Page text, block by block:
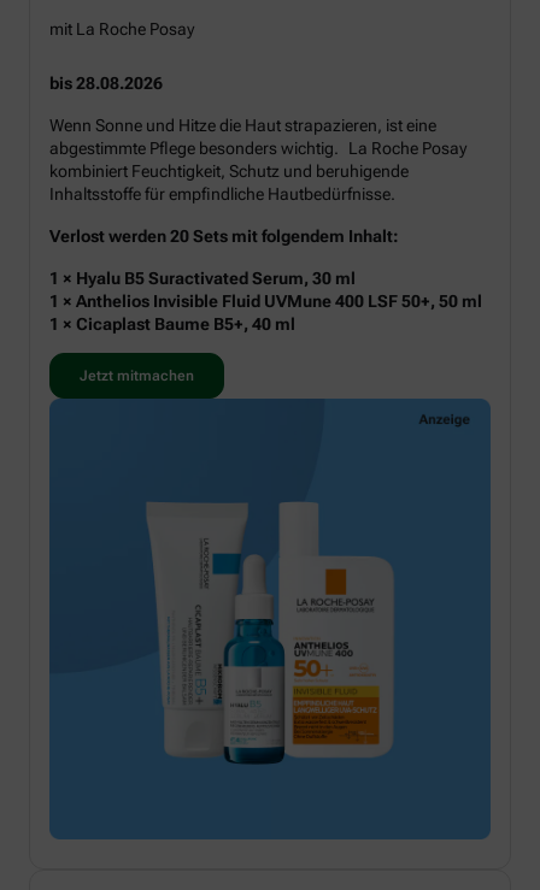
mit La Roche Posay
bis 28.08.2026
Wenn Sonne und Hitze die Haut strapazieren, ist eine
abgestimmte Pflege besonders wichtig. La Roche Posay
kombiniert Feuchtigkeit, Schutz und beruhigende
Inhaltsstoffe für empfindliche Hautbedürfnisse.
Verlost werden 20 Sets mit folgendem Inhalt:
1 × Hyalu B5 Suractivated Serum, 30 ml
1 × Anthelios Invisible Fluid UVMune 400 LSF 50+, 50 ml
1 × Cicaplast Baume B5+, 40 ml
Jetzt mitmachen